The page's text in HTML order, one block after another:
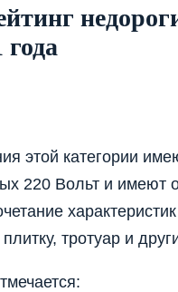
этой категории
220 Вольт и имеют
тротуар и